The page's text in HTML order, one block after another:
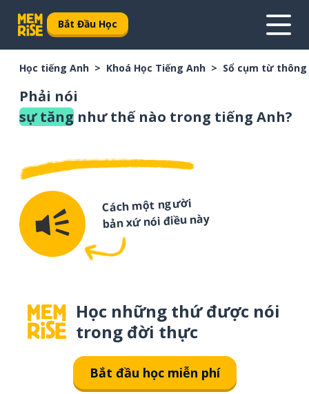
Bắt Đầu Học
Học tiếng Anh Khoá Học Tiếng Anh Sổ cụm từ
Phải nói
sự tăng như thế nào trong tiếng Anh?
Cách một người
bản xứ nói điều này
Học những thứ được nói
trong đời thực
Bắt đầu học miễn phí